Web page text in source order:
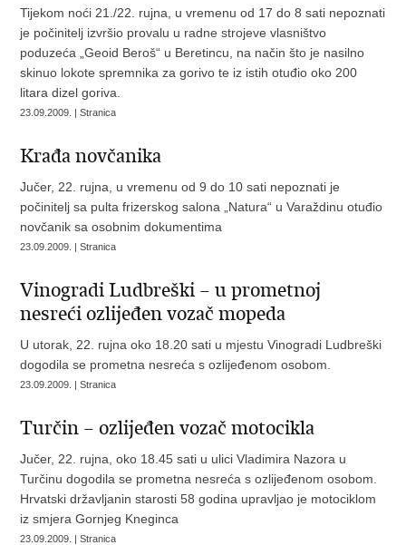
Tijekom noći 21./22. rujna, u vremenu od 17 do 8 sati nepoznati
je počinitelj izvršio provalu u radne strojeve vlasništvo
poduzeća „Geoid Beroš“ u Beretincu, na način što je nasilno
skinuo lokote spremnika za gorivo te iz istih otuđio oko 200
litara dizel goriva.
23.09.2009. | Stranica
Krađa novčanika
Jučer, 22. rujna, u vremenu od 9 do 10 sati nepoznati je
počinitelj sa pulta frizerskog salona „Natura“ u Varaždinu otuđio
novčanik sa osobnim dokumentima
23.09.2009. | Stranica
Vinogradi Ludbreški – u prometnoj
nesreći ozlijeđen vozač mopeda
U utorak, 22. rujna oko 18.20 sati u mjestu Vinogradi Ludbreški
dogodila se prometna nesreća s ozlijeđenom osobom.
23.09.2009. | Stranica
Turčin – ozlijeđen vozač motocikla
Jučer, 22. rujna, oko 18.45 sati u ulici Vladimira Nazora u
Turčinu dogodila se prometna nesreća s ozlijeđenom osobom.
Hrvatski državljanin starosti 58 godina upravljao je motociklom
iz smjera Gornjeg Kneginca
23.09.2009. | Stranica